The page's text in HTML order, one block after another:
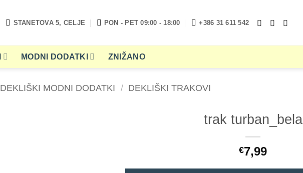
STANETOVA 5, CELJE PON - PET 09:00 - 18:00 +386 31 611 542
MODNI DODATKI ZNIŽANO
DEKLIŠKI MODNI DODATKI / DEKLIŠKI TRAKOVI
trak turban_bela
€7,99